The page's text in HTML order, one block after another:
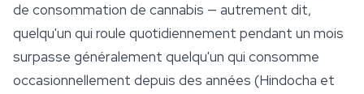
de consommation de cannabis — autrement dit,
quelqu'un qui roule quotidiennement pendant un mois
surpasse généralement quelqu'un qui consomme
occasionnellement depuis des années (Hindocha et